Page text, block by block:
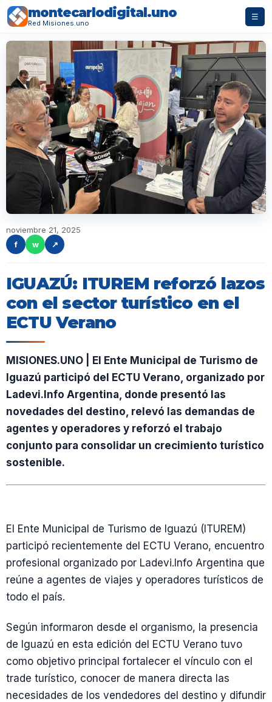
montecarlodigital.uno
Red Misiones.uno
☰
noviembre 21, 2025
f
w ↗
IGUAZÚ: ITUREM reforzó lazos
con el sector turístico en el
ECTU Verano
MISIONES.UNO | El Ente Municipal de Turismo de
Iguazú participó del ECTU Verano, organizado por
Ladevi.Info Argentina, donde presentó las
novedades del destino, relevó las demandas de
agentes y operadores y reforzó el trabajo
conjunto para consolidar un crecimiento turístico
sostenible.
El Ente Municipal de Turismo de Iguazú (ITUREM)
participó recientemente del ECTU Verano, encuentro
profesional organizado por Ladevi.Info Argentina que
reúne a agentes de viajes y operadores turísticos de
todo el país.
Según informaron desde el organismo, la presencia
de Iguazú en esta edición del ECTU Verano tuvo
como objetivo principal fortalecer el vínculo con el
trade turístico, conocer de manera directa las
necesidades de los vendedores del destino y difundir